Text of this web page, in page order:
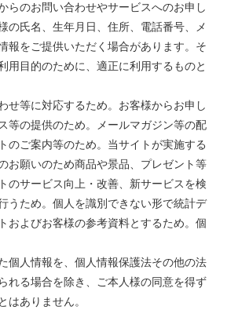
らのお問い合わせやサービスへのお申し
の氏名、生年月日、住所、電話番号、メ
報をご提供いただく場合があります。そ
用目的のために、適正に利用するものと
せ等に対応するため。お客様からお申し
等の提供のため。メールマガジン等の配
のご案内等のため。当サイトが実施する
お願いのため商品や景品、プレゼント等
のサービス向上・改善、新サービスを検
うため。個人を識別できない形で統計デ
およびお客様の参考資料とするため。個
個人情報を、個人情報保護法その他の法
れる場合を除き、ご本人様の同意を得ず
はありません。